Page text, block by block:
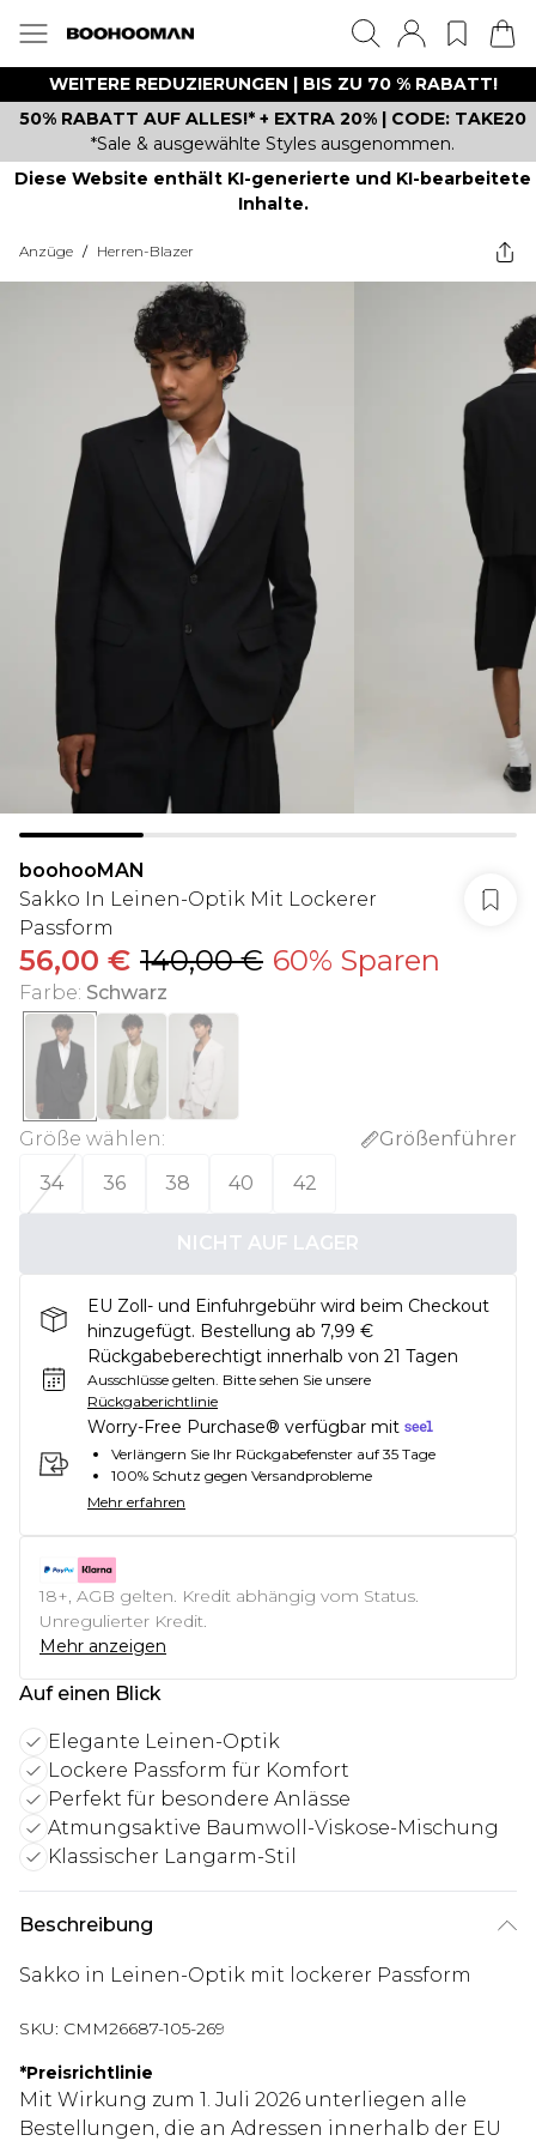
WEITERE REDUZIERUNGEN | BIS ZU 70 % RABATT!
50% RABATT AUF ALLES!* + EXTRA 20% | CODE: TAKE20
*Sale & ausgewählte Styles ausgenommen.
Diese Website enthält KI-generierte und KI-bearbeitete
Inhalte.
Anzüge / Herren-Blazer
boohooMAN
Sakko In Leinen-Optik Mit Lockerer
Passform
56,00 € 140,00 € 60% Sparen
Farbe: Schwarz
Größe wählen:
Größenführer
34
36 38 40 42
NICHT AUF LAGER
EU Zoll- und Einfuhrgebühr wird beim Checkout
hinzugefügt. Bestellung ab 7,99 €
Rückgabeberechtigt innerhalb von 21 Tagen
Ausschlüsse gelten. Bitte sehen Sie unsere
Rückgaberichtlinie
Worry-Free Purchase® verfügbar mit
Verlängern Sie Ihr Rückgabefenster auf 35 Tage
100% Schutz gegen Versandprobleme
Mehr erfahren
18+, AGB gelten. Kredit abhängig vom Status.
Unregulierter Kredit.
Mehr anzeigen
Auf einen Blick
Elegante Leinen-Optik
Lockere Passform für Komfort
Perfekt für besondere Anlässe
Atmungsaktive Baumwoll-Viskose-Mischung
Klassischer Langarm-Stil
Beschreibung
Sakko in Leinen-Optik mit lockerer Passform
SKU: CMM26687-105-269
*Preisrichtlinie
Mit Wirkung zum 1. Juli 2026 unterliegen alle
Bestellungen, die an Adressen innerhalb der EU